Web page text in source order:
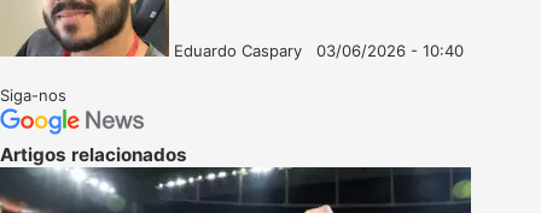
Eduardo Caspary
03/06/2026 - 10:40
Siga-nos
Artigos relacionados